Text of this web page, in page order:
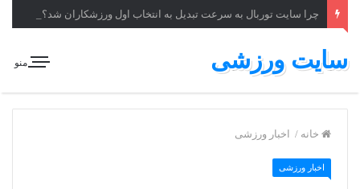
چرا سایت توربال به ‌سرعت تبدیل به انتخاب اول ورزشکاران شد؟
منو سایت ورزشی
خانه / اخبار ورزشی
اخبار ورزشی